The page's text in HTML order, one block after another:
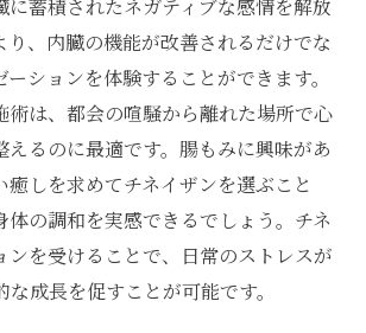
ックスの新常識としてのチネイザ
のチネイザン施術の手法
効果的に排出するチネイザン
のチネイザンで始める新しい健康ル
に蓄積されたネガティブな感情を解放
り、内臓の機能が改善されるだけでな
ションを体験することができます。
術は、都会の喧騒から離れた場所で心
えるのに最適です。腸もみに興味があ
癒しを求めてチネイザンを選ぶこと
体の調和を実感できるでしょう。チネ
ンを受けることで、日常のストレスが
成長を促すことが可能です。